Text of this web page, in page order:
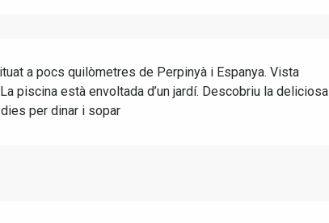
a pocs quilòmetres de Perpinyà i Espanya. Vista
piscina està envoltada d’un jardí. Descobriu la deliciosa
per dinar i sopar